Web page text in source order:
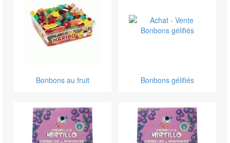
Bonbons au fruit Bonbons gélifiés